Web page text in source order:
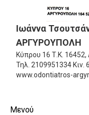
Ιωάννα
ΑΡΓΥΡΟΥΠΟΛΗ
Κύπρου 16 Τ.Κ.
Τηλ. 2109951334 Κιν.
www.odontiatros-
Μενού